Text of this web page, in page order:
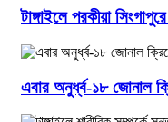
টাঙ্গাইলে পরকীয়া
এবার অনুর্ধ্ব-১৮ জোনাল